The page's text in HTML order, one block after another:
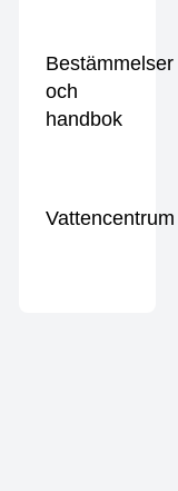
Bestämmelser
och
handbok
Vattencentrum